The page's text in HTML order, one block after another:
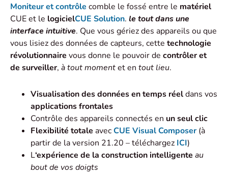
Moniteur et contrôle comble le fossé entre le matériel
CUE et le logicielCUE Solution. le tout dans une
interface intuitive. Que vous gériez des appareils ou que
vous lisiez des données de capteurs, cette technologie
révolutionnaire vous donne le pouvoir de contrôler et
de surveiller, à tout momentet en tout lieu.
Visualisation des données en temps réeldans vos
applications frontales
Contrôle des appareils connectés en un seul clic
Flexibilité totale avecCUE Visual Composer(à
partir de la version 21.20 – téléchargez ICI)
L‘expérience de la construction intelligente au
bout de vos doigts